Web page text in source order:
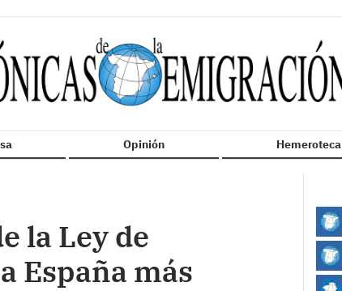
Opinión Hemeroteca
la Ley de
España más